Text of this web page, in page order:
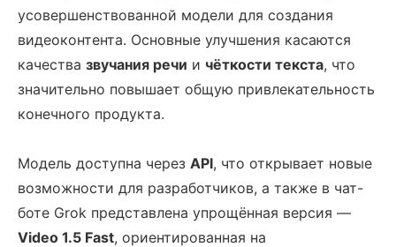
усовершенствованной модели для создания
видеоконтента. Основные улучшения касаются
качества звучания речи и чёткости текста, что
значительно повышает общую привлекательность
конечного продукта.
Модель доступна через API, что открывает новые
возможности для разработчиков, а также в чат-
боте Grok представлена упрощённая версия —
Video 1.5 Fast, ориентированная на